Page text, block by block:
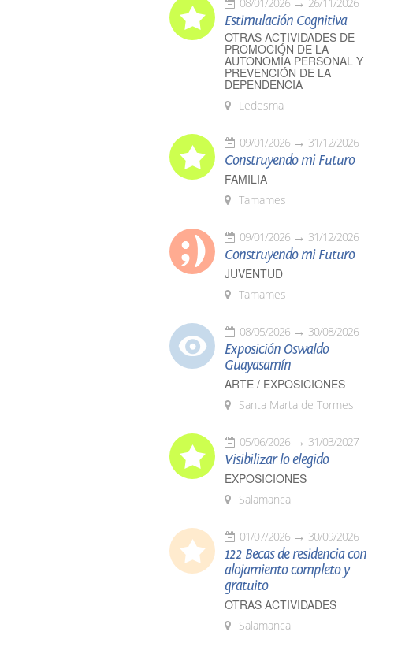
Estimulación Cognitiva
OTRAS ACTIVIDADES DE
PROMOCIÓN DE LA
AUTONOMÍA PERSONAL Y
PREVENCIÓN DE LA
DEPENDENCIA
Ledesma
09/01/2026 31/12/2026
Construyendo mi Futuro
FAMILIA
Tamames
09/01/2026 31/12/2026
Construyendo mi Futuro
JUVENTUD
Tamames
08/05/2026 30/08/2026
Exposición Oswaldo
Guayasamín
ARTE / EXPOSICIONES
Santa Marta de Tormes
05/06/2026 31/03/2027
Visibilizar lo elegido
EXPOSICIONES
Salamanca
01/07/2026 30/09/2026
122 Becas de residencia con
alojamiento completo y
gratuito
OTRAS ACTIVIDADES
Salamanca